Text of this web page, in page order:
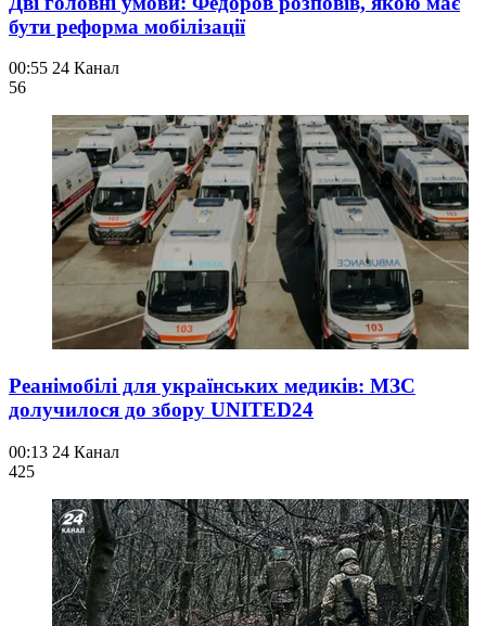
бути реформа мобілізації
00:55 24 Канал
56
Реанімобілі для українських медиків: МЗС
долучилося до збору UNITED24
00:13 24 Канал
425